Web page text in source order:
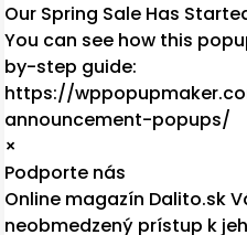
Our Spring Sale Has
You can see how this
by-step guide:
https://
announcement-popups/
×
Podporte nás
Online magazín Dalito.sk
neobmedzený prístup k